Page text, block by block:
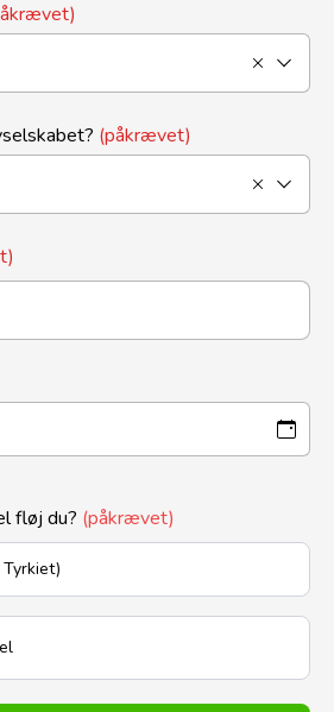
(påkrævet)
fløj du? (påkrævet)